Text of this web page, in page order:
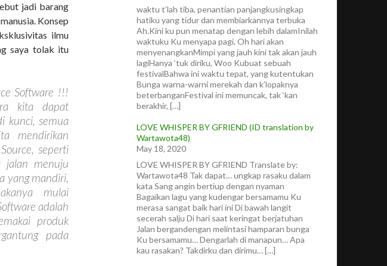
jadi barang
Konsep
ilmu
saya tolak itu
Software !!!
kita dapat
kunci, semua
mendirikan
seperti
jalan menuju
yang mandiri,
mulai
adalah
produk
pada
waktu t’lah tiba, penantian panjangkusingkap
hatiku yang tidur dan membiarkannya terbuka
Ah.Kini ku pun menatap dengan lebih dalamInilah
waktuku Ku menyapa pagi, Oh hari akan
menyenangkanMimpi yang jauh kini tak akan jauh
lagiHanya ‘tuk diriku, Woo Kubuat sebuah
festivalBahwa ini waktu tepat, yang kutentukan
Bunga warna-warni merekah dan k’lopaknya
beterbanganFestival ini memuncak, tak ‘kan
berakhir, […]
LOVE WHISPER BY GFRIEND (ID translation by
Wartawota48)
May 18, 2020
LOVE WHISPER BY GFRIEND Translate by:
Wartawota48 Tak dapat… ungkap rasaku dalam
kata Sang angin bertiup dengan nyaman
Bagaikan lagu yang kudengar bersamamu Ku
merasa sangat baik hari ini Di bawah langit
secerah salju Di hari saat keringat berjatuhan
Jalan bergandengan melintasi hamparan bunga
Ku bersamamu… Dengarlah di manapun… Apa
kau rasakan? Takdirku dan dirimu… […]